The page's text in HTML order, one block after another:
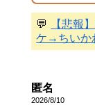
💬
【悲報
ケ→ちいか
匿名
2026/8/10